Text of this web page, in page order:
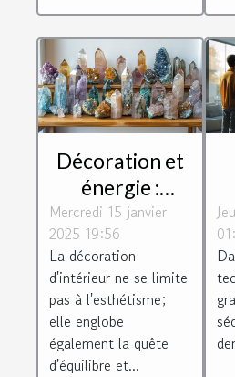
Décoration et
énergie :
harmoniser
votre espace
avec des
minéraux
Mercredi 15 janvier
2025 19:56
La décoration
d'intérieur ne se limite
pas à l'esthétisme;
elle englobe
également la quête
d'équilibre et...